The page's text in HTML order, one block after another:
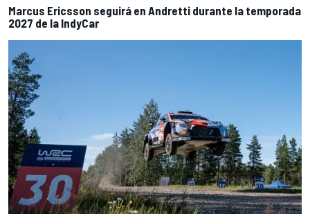
Marcus Ericsson seguirá en Andretti durante la temporada
2027 de la IndyCar